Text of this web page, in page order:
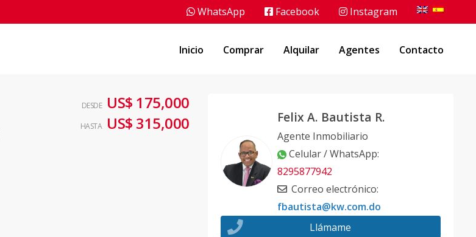
WhatsApp Facebook Instagram
Inicio Comprar Alquilar Agentes Contacto
DESDE US$ 175,000
HASTA US$ 315,000 Felix A. Bautista R.
Agente Inmobiliario
Celular / WhatsApp:
8295877942
Correo electrónico:
fbautista@kw.com.do
Llámame